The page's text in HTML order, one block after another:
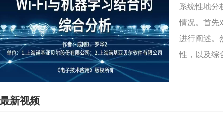
系统性地分
情况。首先
进行阐述。
性，以及综
最新视频